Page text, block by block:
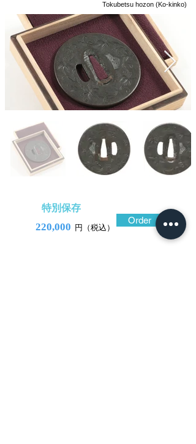
Tokubetsu hozon (Ko-kinko)
特別保存
220,000 円（税込）
Order